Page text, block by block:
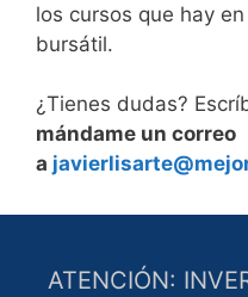
los cursos que hay
bursátil.
¿Tienes dudas?
mándame un correo
a
ATENCIÓN: